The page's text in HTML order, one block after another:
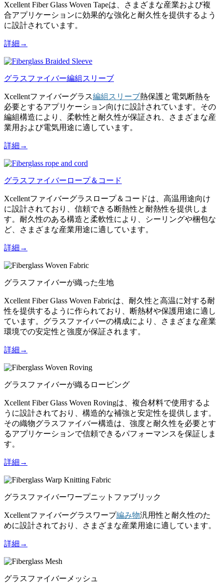
Xcellent Fiber Glass Woven Tapeは、さまざまな産業および複
合アプリケーションに効果的な強化と耐久性を提供するよう
に設計されています。
詳細→
グラスファイバー編組スリーブ
Xcellentファイバーグラス編組スリーブ熱保護と電気断熱を
必要とするアプリケーション向けに設計されています。その
編組構造により、柔軟性と耐久性が保証され、さまざまな産
業用および電気用途に適しています。
詳細→
グラスファイバーロープ＆コード
Xcellentファイバーグラスロープ＆コードは、高温用途向け
に設計されており、信頼できる断熱性と耐熱性を提供しま
す。耐久性のある構造と柔軟性により、シーリングや梱包な
ど、さまざまな産業用途に適しています。
詳細→
グラスファイバーが織った生地
Xcellent Fiber Glass Woven Fabricは、耐久性と高温に対する耐
性を提供するように作られており、断熱材や保護用途に適し
ています。グラスファイバーの構成により、さまざまな産業
環境での安定性と強度が保証されます。
詳細→
グラスファイバーが織るロービング
Xcellent Fiber Glass Woven Rovingは、複合材料で使用するよ
うに設計されており、構造的な補強と安定性を提供します。
その織物グラスファイバー構造は、強度と耐久性を必要とす
るアプリケーションで信頼できるパフォーマンスを保証しま
す。
詳細→
グラスファイバーワープニットファブリック
Xcellentファイバーグラスワープ編み物汎用性と耐久性のた
めに設計されており、さまざまな産業用途に適しています。
詳細→
グラスファイバーメッシュ